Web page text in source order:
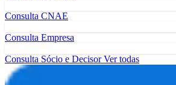
Consulta CNAE
Consulta Empresa
Consulta Sócio e DecisorVer todas